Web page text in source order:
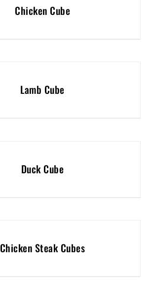
Chicken Cube
Lamb Cube
Duck Cube
Chicken Steak Cubes